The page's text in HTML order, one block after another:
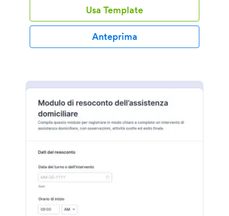
Usa Template
Anteprima